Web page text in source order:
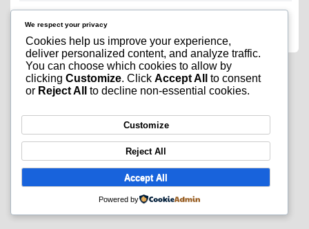
We respect your privacy
Cookies help us improve your experience,
deliver personalized content, and analyze traffic.
You can choose which cookies to allow by
clicking Customize. Click Accept All
to consent
or Reject All to decline non-essential cookies.
Customize
Reject All
Accept All
Powered by